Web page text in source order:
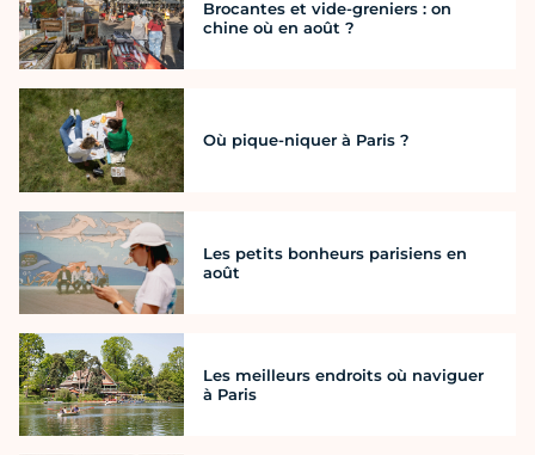
Brocantes et vide-greniers : on
chine où en août ?
Où pique-niquer à Paris ?
Les petits bonheurs parisiens en
août
Les meilleurs endroits où naviguer
à Paris